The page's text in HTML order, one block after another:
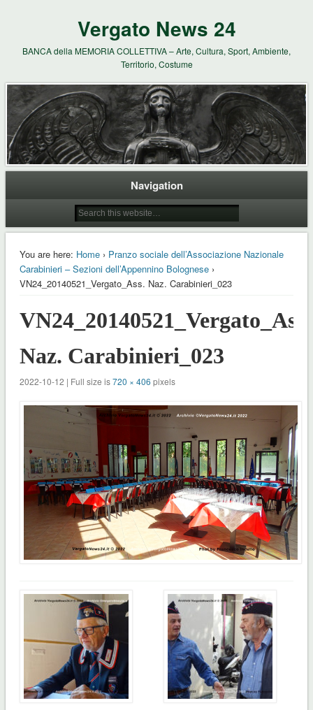
Vergato News 24
BANCA della MEMORIA COLLETTIVA – Arte, Cultura, Sport, Ambiente,
Territorio, Costume
Navigation
You are here: Home› Pranzo sociale dell’Associazione Nazionale
Carabinieri – Sezioni dell’Appennino Bolognese›
VN24_20140521_Vergato_Ass. Naz. Carabinieri_023
VN24_20140521_Vergato_Ass.
Naz. Carabinieri_023
2022-10-12 | Full size is720 × 406 pixels